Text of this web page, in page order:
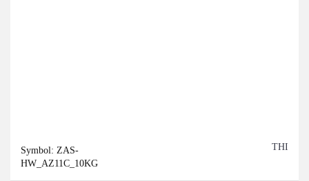
Symbol: ZAS-
HW_AZ11C_10KG
THI